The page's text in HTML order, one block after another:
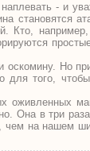
- и
становятся
Кто, например,
оскомину. Но
для того,
оживленных
Она в три
чем на нашем